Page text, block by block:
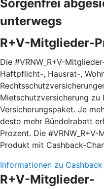
Sorgenfrei
unterwegs
R+V-Mitglieder-
Die #VRNW_R+V-
Haftpflicht-, Hausrat-,
Mietschutzversicherung zu
Versicherungspaket. Je
desto mehr Bündelrabatt
Prozent. Die
Produkt mit Cashback-
Informationen zu Cashback
R+V-Mitglieder-